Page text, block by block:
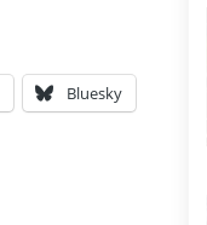
Bluesky